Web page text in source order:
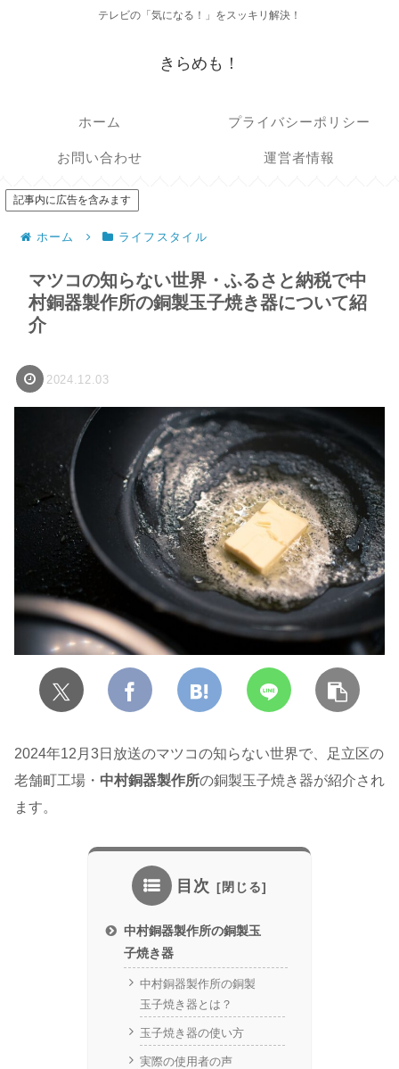
テレビの「気になる！」をスッキリ解決！
きらめも！
ホーム プライバシーポリシー
お問い合わせ 運営者情報
記事内に広告を含みます
ホーム ライフスタイル
マツコの知らない世界・ふるさと納税で中
村銅器製作所の銅製玉子焼き器について紹
介
2024.12.03
2024年12月3日放送のマツコの知らない世界で、足立区の
老舗町工場・ 中村銅器製作所の銅製玉子焼き器が紹介され
ます。
目次
中村銅器製作所の銅製玉
子焼き器
中村銅器製作所の銅製
玉子焼き器とは？
玉子焼き器の使い方
実際の使用者の声